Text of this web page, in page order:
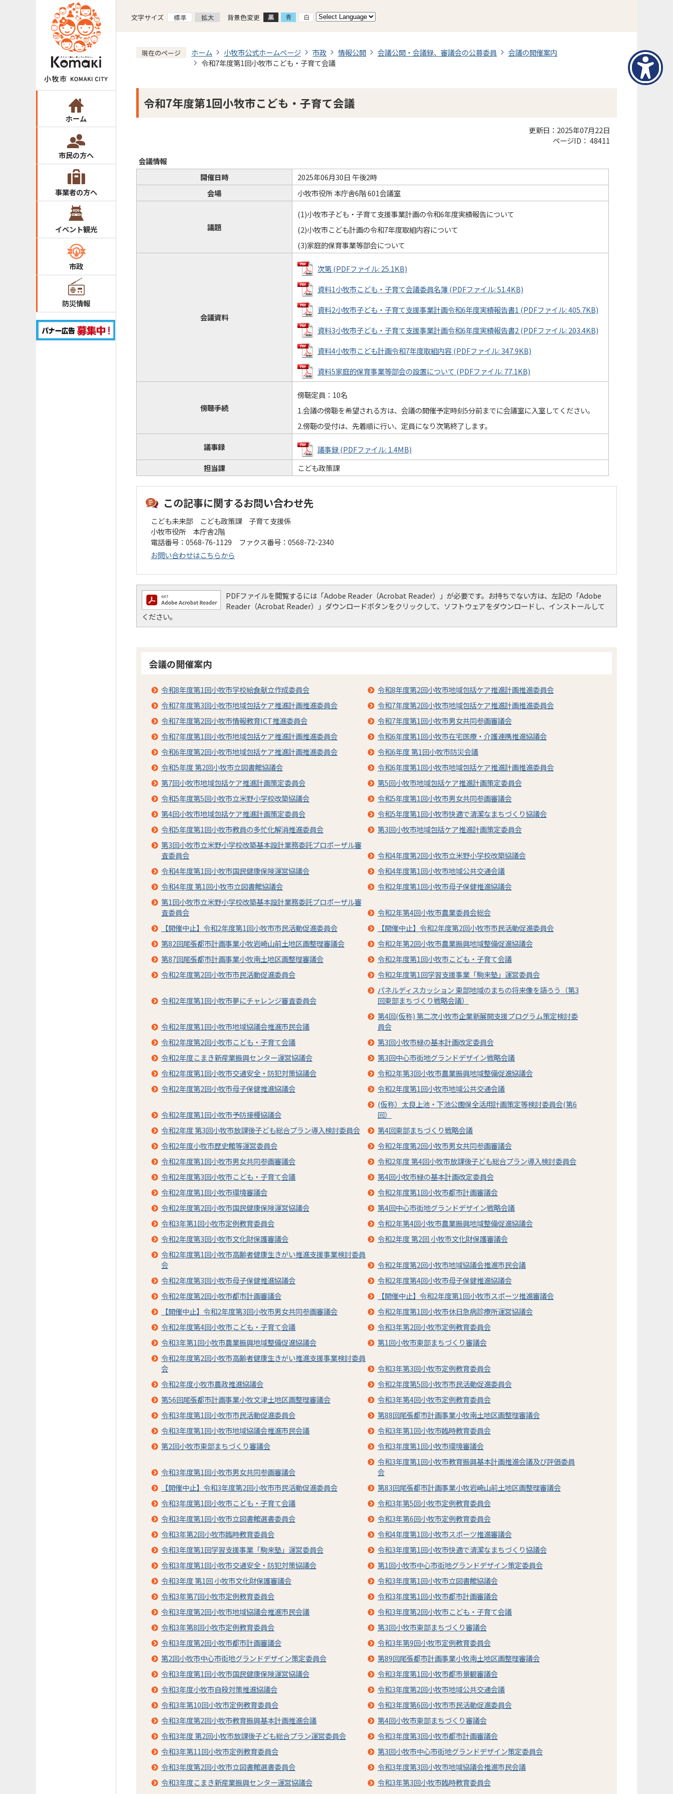
ホーム
市民の方へ
事業者の方へ
イベント観光
市政
防災情報
文字サイズ 背景色変更
現在のページ ホーム 小牧市公式ホームページ 市政 情報公開 会議公開・会議録、審議会の公募委員
会議の開催案内
令和7年度第1回小牧市こども・子育て会議
令和7年度第1回小牧市こども・子育て会議
更新日：2025年07月22日
ページID： 48411
会議情報
開催日時
2025年06月30日 午後2時
会場
小牧市役所 本庁舎6階 601会議室
議題
(1)小牧市子ども・子育て支援事業計画の令和6年度実績報告について
(2)小牧市こども計画の令和7年度取組内容について
(3)家庭的保育事業等部会について
会議資料
次第 (PDFファイル: 25.1KB)
資料1小牧市こども・子育て会議委員名簿 (PDFファイル: 51.4KB)
資料2小牧市子ども・子育て支援事業計画令和6年度実績報告書1 (PDFファイル: 405.7KB)
資料3小牧市子ども・子育て支援事業計画令和6年度実績報告書2 (PDFファイル: 203.4KB)
資料4小牧市こども計画令和7年度取組内容 (PDFファイル: 347.9KB)
資料5家庭的保育事業等部会の設置について (PDFファイル: 77.1KB)
傍聴手続
傍聴定員：10名
1.会議の傍聴を希望される方は、会議の開催予定時刻5分前までに会議室に入室してください。
2.傍聴の受付は、先着順に行い、定員になり次第終了します。
議事録
議事録 (PDFファイル: 1.4MB)
担当課
こども政策課
この記事に関するお問い合わせ先
こども未来部 こども政策課 子育て支援係
小牧市役所 本庁舎2階
電話番号：0568-76-1129 ファクス番号：0568-72-2340
お問い合わせはこちらから
PDFファイルを閲覧するには「Adobe Reader（Acrobat Reader）」が必要です。お持ちでない方は、左記の「Adobe
Reader（Acrobat Reader）」ダウンロードボタンをクリックして、ソフトウェアをダウンロードし、インストールして
ください。
会議の開催案内
令和8年度第1回小牧市学校給食献立作成委員会
令和8年度第2回小牧市地域包括ケア推進計画推進委員会
令和7年度第3回小牧市地域包括ケア推進計画推進委員会
令和7年度第2回小牧市地域包括ケア推進計画推進委員会
令和7年度第2回小牧市情報教育ICT推進委員会
令和7年度第1回小牧市男女共同参画審議会
令和7年度第1回小牧市地域包括ケア推進計画推進委員会
令和6年度第1回小牧市在宅医療・介護連携推進協議会
令和6年度第2回⼩牧市地域包括ケア推進計画推進委員会
令和6年度 第1回小牧市防災会議
令和5年度 第2回小牧市立図書館協議会
令和6年度第1回小牧市地域包括ケア推進計画推進委員会
第7回小牧市地域包括ケア推進計画策定委員会
第5回小牧市地域包括ケア推進計画策定委員会
令和5年度第5回小牧市立米野小学校改築協議会
令和5年度第1回小牧市男女共同参画審議会
第4回小牧市地域包括ケア推進計画策定委員会
令和5年度第1回小牧市快適で清潔なまちづくり協議会
令和5年度第1回小牧市教員の多忙化解消推進委員会
第3回小牧市地域包括ケア推進計画策定委員会
第3回小牧市立米野小学校改築基本設計業務委託プロポーザル審
査委員会
令和4年度第2回小牧市立米野小学校改築協議会
令和4年度第1回小牧市国民健康保険運営協議会
令和4年度第1回小牧市地域公共交通会議
令和4年度 第1回小牧市立図書館協議会
令和2年度第1回小牧市母子保健推進協議会
第1回小牧市立米野小学校改築基本設計業務委託プロポーザル審
査委員会
令和2年第4回小牧市農業委員会総会
【開催中止】令和2年度第1回小牧市市民活動促進委員会
【開催中止】令和2年度第2回小牧市市民活動促進委員会
第82回尾張都市計画事業小牧岩崎山前土地区画整理審議会
令和2年第2回小牧市農業振興地域整備促進協議会
第87回尾張都市計画事業小牧南土地区画整理審議会
令和2年度第1回小牧市こども・子育て会議
令和2年度第2回小牧市市民活動促進委員会
令和2年度第1回学習支援事業「駒来塾」運営委員会
令和2年度第1回小牧市夢にチャレンジ審査委員会
パネルディスカッション 東部地域のまちの将来像を語ろう（第3
回東部まちづくり戦略会議）
令和2年度第1回小牧市地域協議会推進市民会議
第4回(仮称) 第二次小牧市企業新展開支援プログラム策定検討委
員会
令和2年度第2回小牧市こども・子育て会議
第3回小牧市緑の基本計画改定委員会
令和2年度こまき新産業振興センター運営協議会
第3回中心市街地グランドデザイン戦略会議
令和2年度第1回小牧市交通安全・防犯対策協議会
令和2年第3回小牧市農業振興地域整備促進協議会
令和2年度第2回小牧市母子保健推進協議会
令和2年度第1回小牧市地域公共交通会議
令和2年度第1回小牧市予防接種協議会
(仮称）太良上池・下池公園保全活用計画策定等検討委員会(第6
回）
令和2年度 第3回小牧市放課後子ども総合プラン導入検討委員会
第4回東部まちづくり戦略会議
令和2年度小牧市歴史館等運営委員会
令和2年度第2回小牧市男女共同参画審議会
令和2年度第1回小牧市男女共同参画審議会
令和2年度 第4回小牧市放課後子ども総合プラン導入検討委員会
令和2年度第3回小牧市こども・子育て会議
第4回小牧市緑の基本計画改定委員会
令和2年度第1回小牧市環境審議会
令和2年度第1回小牧市都市計画審議会
令和2年度第2回小牧市国民健康保険運営協議会
第4回中心市街地グランドデザイン戦略会議
令和3年第1回小牧市定例教育委員会
令和2年第4回小牧市農業振興地域整備促進協議会
令和2年度第3回小牧市文化財保護審議会
令和2年度 第2回 小牧市文化財保護審議会
令和2年度第1回小牧市高齢者健康生きがい推進支援事業検討委員
会
令和2年度第2回小牧市地域協議会推進市民会議
令和2年度第3回小牧市母子保健推進協議会
令和2年度第4回小牧市母子保健推進協議会
令和2年度第2回小牧市都市計画審議会
【開催中止】令和2年度第1回小牧市スポーツ推進審議会
【開催中止】令和2年度第3回小牧市男女共同参画審議会
令和2年度第1回小牧市休日急病診療所運営協議会
令和2年度第4回小牧市こども・子育て会議
令和3年第2回小牧市定例教育委員会
令和3年第1回小牧市農業振興地域整備促進協議会
第1回小牧市東部まちづくり審議会
令和2年度第2回小牧市高齢者健康生きがい推進支援事業検討委員
会
令和3年第3回小牧市定例教育委員会
令和2年度小牧市農政推進協議会
令和2年度第5回小牧市市民活動促進委員会
第56回尾張都市計画事業小牧文津土地区画整理審議会
令和3年第4回小牧市定例教育委員会
令和3年度第1回小牧市市民活動促進委員会
第88回尾張都市計画事業小牧南土地区画整理審議会
令和3年度第1回小牧市地域協議会推進市民会議
令和3年第1回小牧市臨時教育委員会
第2回小牧市東部まちづくり審議会
令和3年度第1回小牧市環境審議会
令和3年度第1回小牧市男女共同参画審議会
令和3年度第1回小牧市教育振興基本計画推進会議及び評価委員
会
【開催中止】令和3年度第2回小牧市市民活動促進委員会
第83回尾張都市計画事業小牧岩崎山前土地区画整理審議会
令和3年度第1回小牧市こども・子育て会議
令和3年第5回小牧市定例教育委員会
令和3年度第1回小牧市立図書館選書委員会
令和3年第6回小牧市定例教育委員会
令和3年第2回小牧市臨時教育委員会
令和4年度第1回小牧市スポーツ推進審議会
令和3年度第1回学習支援事業「駒来塾」運営委員会
令和3年度第1回小牧市快適で清潔なまちづくり協議会
令和3年度第1回小牧市交通安全・防犯対策協議会
第1回小牧市中心市街地グランドデザイン策定委員会
令和3年度 第1回 小牧市文化財保護審議会
令和3年度第1回小牧市立図書館協議会
令和3年第7回小牧市定例教育委員会
令和3年度第1回小牧市都市計画審議会
令和3年度第2回小牧市地域協議会推進市民会議
令和3年度第2回小牧市こども・子育て会議
令和3年第8回小牧市定例教育委員会
第3回小牧市東部まちづくり審議会
令和3年度第2回小牧市都市計画審議会
令和3年第9回小牧市定例教育委員会
第2回小牧市中心市街地グランドデザイン策定委員会
第89回尾張都市計画事業小牧南土地区画整理審議会
令和3年度第1回小牧市国民健康保険運営協議会
令和3年度第1回小牧市都市景観審議会
令和3年度小牧市自殺対策推進協議会
令和3年度第2回小牧市地域公共交通会議
令和3年第10回小牧市定例教育委員会
令和3年度第6回小牧市市民活動促進委員会
令和3年度第2回小牧市教育振興基本計画推進会議
第4回小牧市東部まちづくり審議会
令和3年度 第2回小牧市放課後子ども総合プラン運営委員会
令和3年度第3回小牧市都市計画審議会
令和3年第11回小牧市定例教育委員会
第3回小牧市中心市街地グランドデザイン策定委員会
令和3年度第2回小牧市立図書館選書委員会
令和3年度第3回小牧市地域協議会推進市民会議
令和3年度こまき新産業振興センター運営協議会
令和3年第3回小牧市臨時教育委員会